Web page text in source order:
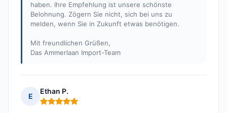
haben. Ihre Empfehlung ist unsere schönste
Belohnung. Zögern Sie nicht, sich bei uns zu
melden, wenn Sie in Zukunft etwas benötigen.
Mit freundlichen Grüßen,
Das Ammerlaan Import-Team
E
Ethan P.
Hinweis: 5 von 5